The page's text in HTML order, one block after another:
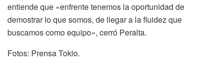
entiende que «enfrente tenemos la oportunidad de
demostrar lo que somos, de llegar a la fluidez que
buscamos como equipo», cerró Peralta.
Fotos: Prensa Tokio.